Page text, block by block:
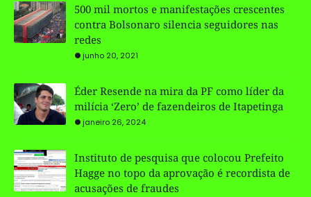
500 mil mortos e manifestações crescentes
contra Bolsonaro silencia seguidores nas
redes
junho 20, 2021
Éder Resende na mira da PF como líder da
milícia ‘Zero’ de fazendeiros de Itapetinga
janeiro 26, 2024
Instituto de pesquisa que colocou Prefeito
Hagge no topo da aprovação é recordista de
acusações de fraudes